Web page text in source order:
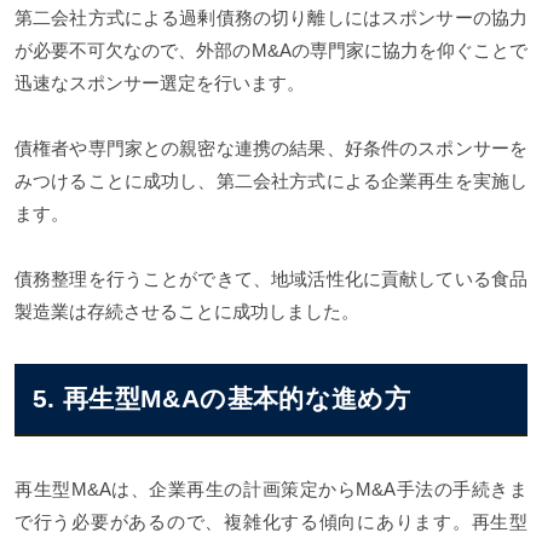
第二会社方式による過剰債務の切り離しにはスポンサーの協力
が必要不可欠なので、外部のM&Aの専門家に協力を仰ぐことで
迅速なスポンサー選定を行います。
債権者や専門家との親密な連携の結果、好条件のスポンサーを
みつけることに成功し、第二会社方式による企業再生を実施し
ます。
債務整理を行うことができて、地域活性化に貢献している食品
製造業は存続させることに成功しました。
5. 再生型M&Aの基本的な進め方
再生型M&Aは、企業再生の計画策定からM&A手法の手続きま
で行う必要があるので、複雑化する傾向にあります。再生型